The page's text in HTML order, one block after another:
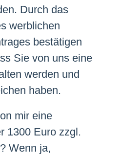
Durch das
werblichen
bestätigen
Sie von uns eine
werden und
haben.
mir eine
1300 Euro zzgl.
Wenn ja,